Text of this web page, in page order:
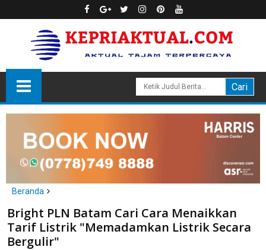
Beranda
Batam
Bright PLN Batam Cari Cara Menaikkan Tarif Listrik
"Memadamkan Listrik Secara Bergulir"
Bright PLN Batam Cari Cara Menaikkan
Tarif Listrik "Memadamkan Listrik Secara
Bergulir"